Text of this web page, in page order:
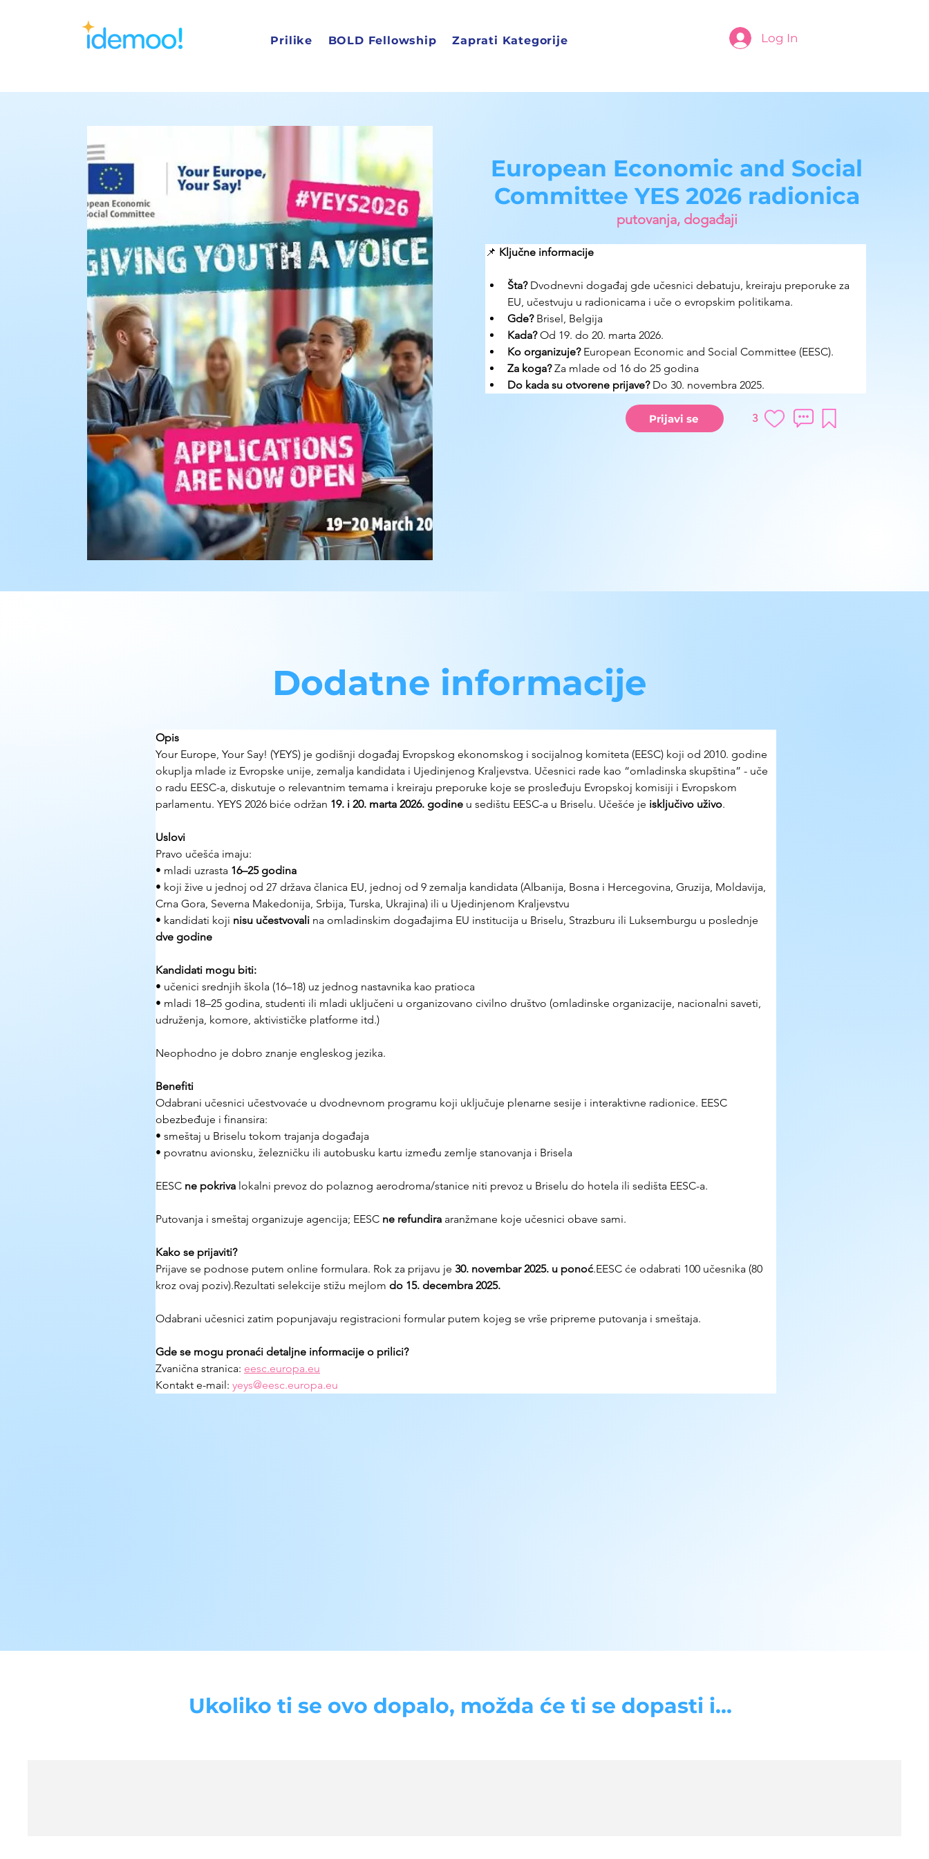
Prilike BOLD Fellowship Zaprati Kategorije Log In
European Economic and Social
Committee YES 2026 radionica
putovanja, događaji
📌 Ključne informacije
Šta? Dvodnevni događaj gde učesnici debatuju, kreiraju preporuke za
EU, učestvuju u radionicama i uče o evropskim politikama.
Gde? Brisel, Belgija
Kada? Od 19. do 20. marta 2026.
Ko organizuje? European Economic and Social Committee (EESC).
Za koga? Za mlade od 16 do 25 godina
Do kada su otvorene prijave? Do 30. novembra 2025.
Prijavi se 3
Dodatne informacije
Opis
Your Europe, Your Say! (YEYS) je godišnji događaj Evropskog ekonomskog i socijalnog komiteta (EESC) koji od 2010. godine
okuplja mlade iz Evropske unije, zemalja kandidata i Ujedinjenog Kraljevstva. Učesnici rade kao “omladinska skupština” - uče
o radu EESC-a, diskutuje o relevantnim temama i kreiraju preporuke koje se prosleđuju Evropskoj komisiji i Evropskom
parlamentu. YEYS 2026 biće održan 19. i 20. marta 2026. godine u sedištu EESC-a u Briselu. Učešće je isključivo uživo.
Uslovi
Pravo učešća imaju:
• mladi uzrasta 16–25 godina
• koji žive u jednoj od 27 država članica EU, jednoj od 9 zemalja kandidata (Albanija, Bosna i Hercegovina, Gruzija, Moldavija,
Crna Gora, Severna Makedonija, Srbija, Turska, Ukrajina) ili u Ujedinjenom Kraljevstvu
• kandidati koji nisu učestvovali na omladinskim događajima EU institucija u Briselu, Strazburu ili Luksemburgu u poslednje
dve godine
Kandidati mogu biti:
• učenici srednjih škola (16–18) uz jednog nastavnika kao pratioca
• mladi 18–25 godina, studenti ili mladi uključeni u organizovano civilno društvo (omladinske organizacije, nacionalni saveti,
udruženja, komore, aktivističke platforme itd.)
Neophodno je dobro znanje engleskog jezika.
Benefiti
Odabrani učesnici učestvovaće u dvodnevnom programu koji uključuje plenarne sesije i interaktivne radionice. EESC
obezbeđuje i finansira:
• smeštaj u Briselu tokom trajanja događaja
• povratnu avionsku, železničku ili autobusku kartu između zemlje stanovanja i Brisela
EESC ne pokriva lokalni prevoz do polaznog aerodroma/stanice niti prevoz u Briselu do hotela ili sedišta EESC-a.
Putovanja i smeštaj organizuje agencija; EESC ne refundira aranžmane koje učesnici obave sami.
Kako se prijaviti?
Prijave se podnose putem online formulara. Rok za prijavu je 30. novembar 2025. u ponoć.EESC će odabrati 100 učesnika (80
kroz ovaj poziv).Rezultati selekcije stižu mejlom do 15. decembra 2025.
Odabrani učesnici zatim popunjavaju registracioni formular putem kojeg se vrše pripreme putovanja i smeštaja.
Gde se mogu pronaći detaljne informacije o prilici?
Zvanična stranica: eesc.europa.eu
Kontakt e-mail: yeys@eesc.europa.eu
Ukoliko ti se ovo dopalo, možda će ti se dopasti i...